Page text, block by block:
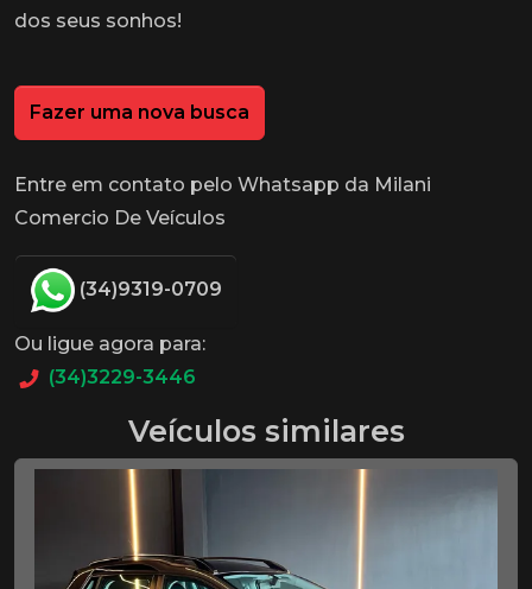
dos seus sonhos!
Fazer uma nova busca
Entre em contato pelo Whatsapp da Milani
Comercio De Veículos
(34)9319-0709
Ou ligue agora para:
(34)3229-3446
Veículos similares